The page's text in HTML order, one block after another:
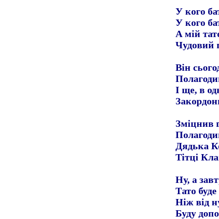
У кого
У кого
А мій
Чудовий
Він
І ще, в
Зміцнив
Дядька
Тітці
Ну, а
Тато
Ніж від
Буду